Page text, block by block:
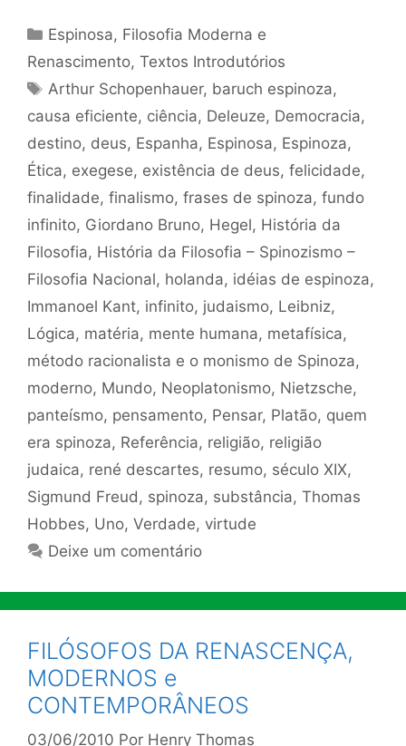
Categorias
Espinosa, Filosofia Moderna e
Renascimento, Textos Introdutórios
Tags
Arthur Schopenhauer, baruch espinoza,
causa eficiente, ciência, Deleuze, Democracia,
destino, deus, Espanha, Espinosa, Espinoza,
Ética, exegese, existência de deus, felicidade,
finalidade, finalismo, frases de spinoza, fundo
infinito, Giordano Bruno, Hegel, História da
Filosofia, História da Filosofia – Spinozismo –
Filosofia Nacional, holanda, idéias de espinoza,
Immanoel Kant, infinito, judaismo, Leibniz,
Lógica, matéria, mente humana, metafísica,
método racionalista e o monismo de Spinoza,
moderno, Mundo, Neoplatonismo, Nietzsche,
panteísmo, pensamento, Pensar, Platão, quem
era spinoza, Referência, religião, religião
judaica, rené descartes, resumo, século XIX,
Sigmund Freud , spinoza, substância, Thomas
Hobbes, Uno, Verdade, virtude
Deixe um comentário
FILÓSOFOS DA RENASCENÇA,
MODERNOS e
CONTEMPORÂNEOS
03/06/2010 Por Henry Thomas